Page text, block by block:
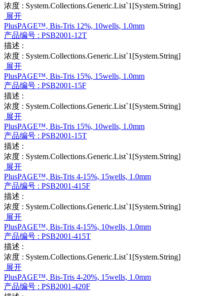
浓度 : System.Collections.Generic.List`1[System.String]
展开
PlusPAGE™, Bis-Tris 12%, 10wells, 1.0mm
产品编号 : PSB2001-12T
描述 :
浓度 : System.Collections.Generic.List`1[System.String]
展开
PlusPAGE™, Bis-Tris 15%, 15wells, 1.0mm
产品编号 : PSB2001-15F
描述 :
浓度 : System.Collections.Generic.List`1[System.String]
展开
PlusPAGE™, Bis-Tris 15%, 10wells, 1.0mm
产品编号 : PSB2001-15T
描述 :
浓度 : System.Collections.Generic.List`1[System.String]
展开
PlusPAGE™, Bis-Tris 4-15%, 15wells, 1.0mm
产品编号 : PSB2001-415F
描述 :
浓度 : System.Collections.Generic.List`1[System.String]
展开
PlusPAGE™, Bis-Tris 4-15%, 10wells, 1.0mm
产品编号 : PSB2001-415T
描述 :
浓度 : System.Collections.Generic.List`1[System.String]
展开
PlusPAGE™, Bis-Tris 4-20%, 15wells, 1.0mm
产品编号 : PSB2001-420F